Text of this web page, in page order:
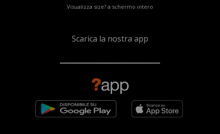
Visualizza size? a schermo intero
Scarica la nostra app